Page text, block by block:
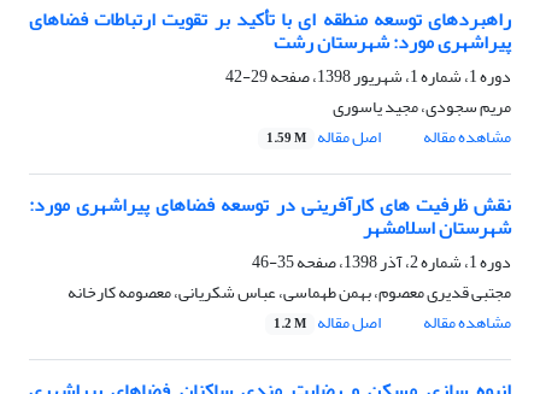
راهبردهای توسعه منطقه ای با تأکید بر تقویت ارتباطات فضاهای
پیراشهری مورد: شهرستان رشت
دوره 1، شماره 1، شهریور 1398، صفحه
29-42
مریم سجودی، مجید یاسوری
مشاهده مقاله
اصل مقاله 1.59 M
نقش ظرفیت های کارآفرینی در توسعه فضاهای پیراشهری مورد:
شهرستان اسلامشهر
دوره 1، شماره 2، آذر 1398، صفحه
35-46
مجتبی قدیری معصوم، بهمن طهماسی، عباس شکریانی، معصومه کارخانه
مشاهده مقاله
اصل مقاله 1.2 M